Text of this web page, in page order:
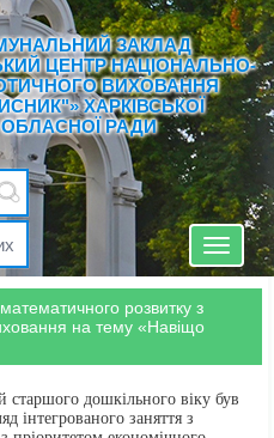
ЗАКЛАД
ЦЕНТР НАЦІОНАЛЬНО-
ВИХОВАННЯ
ХАРКІВСЬКОЇ
ОБЛАСНОЇ РАДИ
Toggle
розвитку з
на тему «Навіщо
старшого дошкільного віку був
інтегрованого заняття з